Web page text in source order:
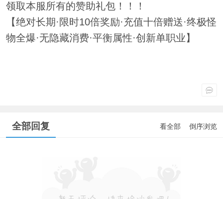
领取本服所有的赞助礼包！！！
【绝对长期·限时10倍奖励·充值十倍赠送·终极怪
物全爆·无隐藏消费·平衡属性·创新单职业】
全部回复 看全部 倒序浏览